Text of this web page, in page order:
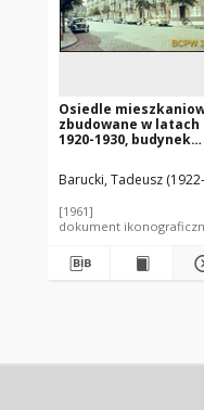
Osiedle
zbudowane w latach
1920-1930, budynek
pięciokondygnacyjny,
widok od strony ulicy,
Barucki, Tadeusz
[1961]
dokument